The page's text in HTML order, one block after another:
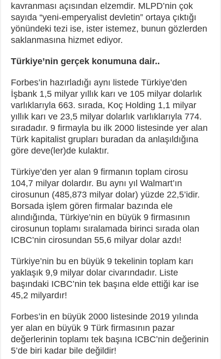
kavranması açısından elzemdir. MLPD’nin çok
sayıda “yeni-emperyalist devletin” ortaya çıktığı
yönündeki tezi ise, ister istemez, bunun gözlerden
saklanmasına hizmet ediyor.
Türkiye’nin gerçek konumuna dair..
Forbes’in hazırladığı aynı listede Türkiye’den
İşbank 1,5 milyar yıllık karı ve 105 milyar dolarlık
varlıklarıyla 663. sırada, Koç Holding 1,1 milyar
yıllık karı ve 23,5 milyar dolarlık varlıklarıyla 774.
sıradadır. 9 firmayla bu ilk 2000 listesinde yer alan
Türk kapitalist grupları buradan da anlaşıldığına
göre deve(ler)de kulaktır.
Türkiye’den yer alan 9 firmanın toplam cirosu
104,7 milyar dolardır. Bu aynı yıl Walmart’ın
cirosunun (485,873 milyar dolar) yüzde 22,5’idir.
Borsada işlem gören firmalar bazında ele
alındığında, Türkiye’nin en büyük 9 firmasının
cirosunun toplamı sıralamada birinci sırada olan
ICBC’nin cirosundan 55,6 milyar dolar azdı!
Türkiye’nin bu en büyük 9 tekelinin toplam karı
yaklaşık 9,9 milyar dolar civarındadır. Liste
başındaki ICBC’nin tek başına elde ettiği kar ise
45,2 milyardır!
Forbes’in en büyük 2000 listesinde 2019 yılında
yer alan en büyük 9 Türk firmasının pazar
değerlerinin toplamı tek başına ICBC’nin değerinin
5’de biri kadar bile değildir!